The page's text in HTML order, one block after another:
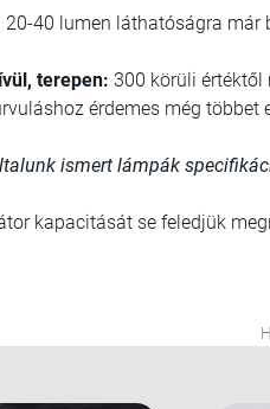
20-40 lumen láthatóságra már
terepen: 300 körüli értéktől
érdemes még többet
ismert lámpák
kapacitását se feledjük